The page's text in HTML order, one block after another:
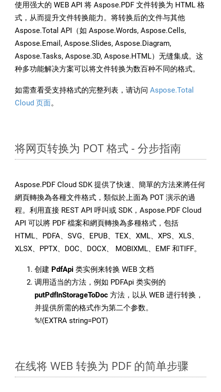
使用强大的 WEB API 将 Aspose.PDF 文件转换为 HTML 格
式，从而提升文件转换能力。将转换后的文件与其他
Aspose.Total API（如 Aspose.Words, Aspose.Cells,
Aspose.Email, Aspose.Slides, Aspose.Diagram,
Aspose.Tasks, Aspose.3D, Aspose.HTML）无缝集成。这
种多功能解决方案可以将文件转换为数百种不同的格式。
如需查看受支持格式的完整列表，请访问 Aspose.Total
Cloud 页面。
将网页转换为 POT 格式 - 分步指南
Aspose.PDF Cloud SDK 提供了快速、簡單的方法來將任何
網頁轉換為各種文件格式，類似於上面為 POT 演示的過
程。利用直接 REST API 呼叫或 SDK，Aspose.PDF Cloud
API 可以將 PDF 檔案和網頁轉換為多種格式，包括
HTML、PDFA、SVG、EPUB、TEX、XML、XPS、XLS、
XLSX、PPTX、DOC、DOCX、 MOBIXML、EMF 和TIFF。
创建 PdfApi 类实例来转换 WEB 文档
调用适当的方法，例如 PDFApi 类实例的
putPdfInStorageToDoc 方法，以从 WEB 进行转换，
并提供所需的格式作为第二个参数。
%!(EXTRA string=POT)
在线将 WEB 转换为 PDF 的简单步骤